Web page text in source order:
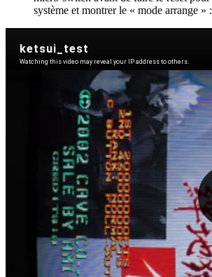
système et montrer le « mode arrange » :